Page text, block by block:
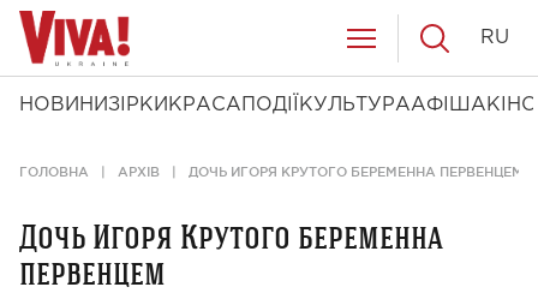
НОВИНИ ЗІРКИ КРАСА ПОДІЇ КУЛЬТУРААФІША КІНО
RU
ГОЛОВНА АРХІВ ДОЧЬ ИГОРЯ КРУТОГО БЕРЕМЕННА ПЕРВЕНЦЕМ
Дочь Игоря Крутого беременна
первенцем